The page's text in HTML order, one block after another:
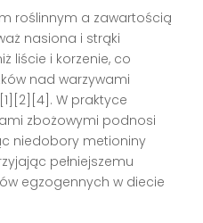
roślinnym a zawartością
nasiona i strąki
liście i korzenie, co
nad warzywami
W praktyce
zbożowymi podnosi
niedobory metioniny
pełniejszemu
egzogennych w diecie